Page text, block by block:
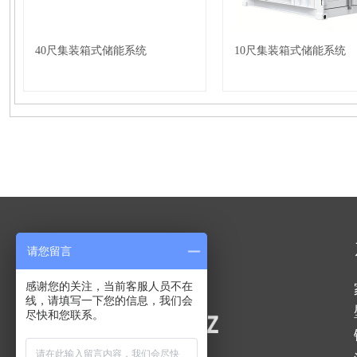
40尺集装箱式储能系统 10尺集装箱式储能系统
请您留言
感谢您的关注，当前客服人员不在
线，请填写一下您的信息，我们会
尽快和您联系。